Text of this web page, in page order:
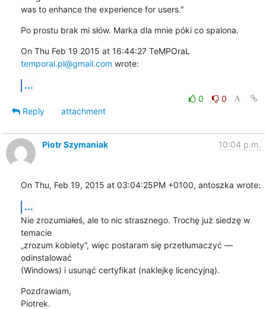
was to enhance the experience for users."
Po prostu brak mi słów. Marka dla mnie póki co spalona.
temporal.pl@gmail.com wrote:
...
0
0
Reply
attachment
Piotr Szymaniak 10:04 p.m.
On Thu, Feb 19, 2015 at 03:04:25PM +0100, antoszka wrote:
...
Nie zrozumiałeś, ale to nic strasznego. Trochę już siedzę w
temacie
„zrozum kobiety”, więc postaram się przetłumaczyć —
odinstalować
(Windows) i usunąć certyfikat (naklejkę licencyjną).
Pozdrawiam,
Piotrek.